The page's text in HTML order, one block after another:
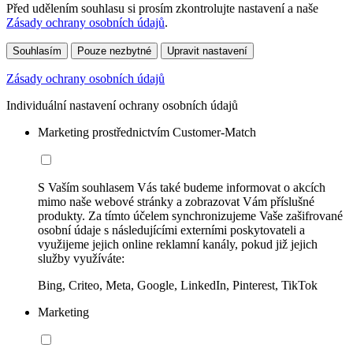
Před udělením souhlasu si prosím zkontrolujte nastavení a naše
Zásady ochrany osobních údajů.
Souhlasím Pouze nezbytné Upravit nastavení
Zásady ochrany osobních údajů
Individuální nastavení ochrany osobních údajů
Marketing prostřednictvím Customer-Match
S Vaším souhlasem Vás také budeme informovat o akcích
mimo naše webové stránky a zobrazovat Vám příslušné
produkty. Za tímto účelem synchronizujeme Vaše zašifrované
osobní údaje s následujícími externími poskytovateli a
využijeme jejich online reklamní kanály, pokud již jejich
služby využíváte:
Bing, Criteo, Meta, Google, LinkedIn, Pinterest, TikTok
Marketing